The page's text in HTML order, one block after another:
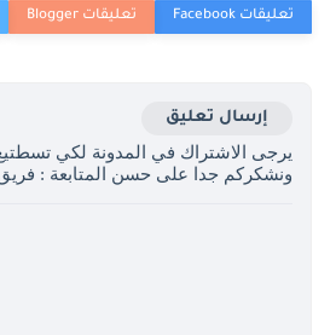
إرسال تعليق
يرجى الاشتراك في المدونة لكي
ونشكركم جدا على حسن المتابعة :